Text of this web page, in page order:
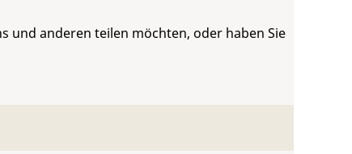
und anderen teilen möchten, oder haben Sie